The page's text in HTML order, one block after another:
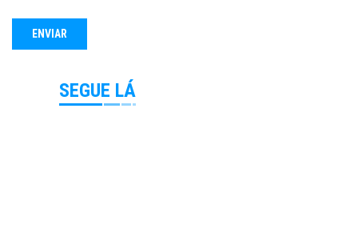
SEGUE LÁ